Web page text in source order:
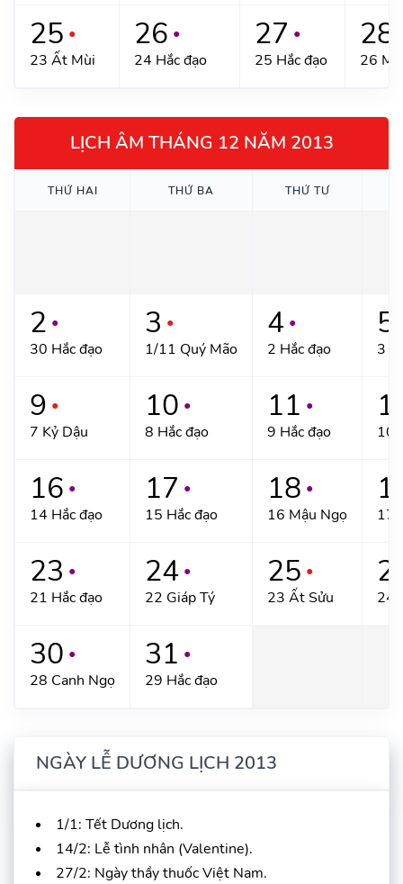
25 ●
23 Ất Mùi
26 ●
24 Hắc đạo
27 ●
25 Hắc đạo
28
26
LỊCH ÂM THÁNG 12 NĂM 2013
THỨ HAI THỨ BA THỨ TƯ
2 ●
30 Hắc đạo
3 ●
1/11 Quý Mão
4 ●
2 Hắc đạo
5
3
9 ●
7 Kỷ Dậu
10 ●
8 Hắc đạo
11 ●
9 Hắc đạo 10
16 ●
14 Hắc đạo
17 ●
15 Hắc đạo
18 ●
16 Mậu Ngọ 17
23 ●
21 Hắc đạo
24 ●
22 Giáp Tý
25 ●
23 Ất Sửu 24
30 ●
28 Canh Ngọ
31 ●
29 Hắc đạo
NGÀY LỄ DƯƠNG LỊCH 2013
1/1: Tết Dương lịch.
14/2: Lễ tình nhân (Valentine).
27/2: Ngày thầy thuốc Việt Nam.